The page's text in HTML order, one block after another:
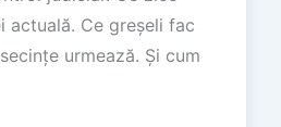
actuală. Ce greșeli fac
urmează. Și cum